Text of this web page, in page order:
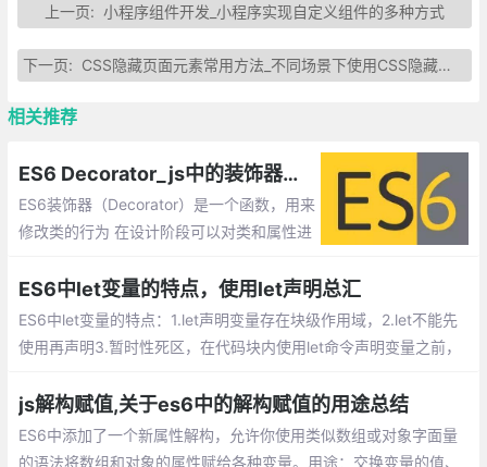
上一页: 小程序组件开发_小程序实现自定义组件的多种方式
下一页: CSS隐藏页面元素常用方法_不同场景下使用CSS隐藏元素
相关推荐
ES6 Decorator_js中的装饰器函数
ES6装饰器（Decorator）是一个函数，用来
修改类的行为 在设计阶段可以对类和属性进
大作用是修改预定义好的逻辑，或者给各种
结构添加一些元数据。
ES6中let变量的特点，使用let声明总汇
ES6中let变量的特点：1.let声明变量存在块级作用域，2.let不能先
使用再声明3.暂时性死区，在代码块内使用let命令声明变量之前，
js解构赋值,关于es6中的解构赋值的用途总结
ES6中添加了一个新属性解构，允许你使用类似数组或对象字面量
的语法将数组和对象的属性赋给各种变量。用途：交换变量的值、